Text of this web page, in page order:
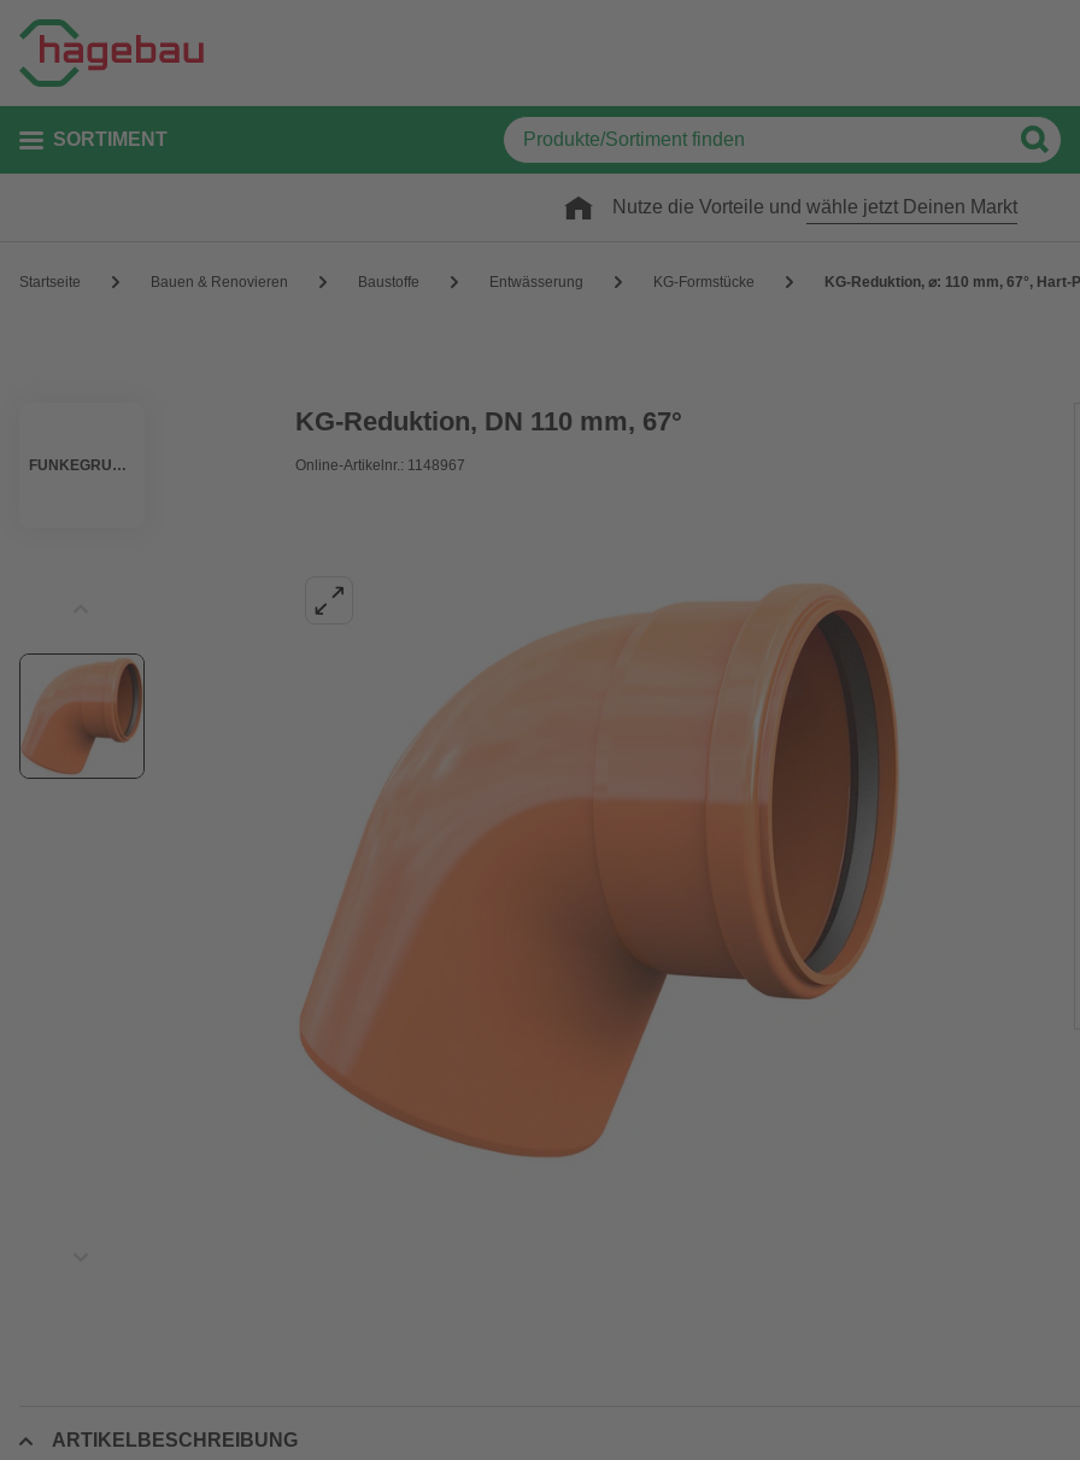
SORTIMENT
Nutze die Vorteile und wähle jetzt Deinen Markt
Startseite Bauen & Renovieren Baustoffe Entwässerung KG-Formstücke KG-Reduktion, ⌀: 110 mm, 67°, Hart-
FUNKEGRUPPE
KG-Reduktion, DN 110 mm, 67°
Online-Artikelnr.: 1148967
ARTIKELBESCHREIBUNG